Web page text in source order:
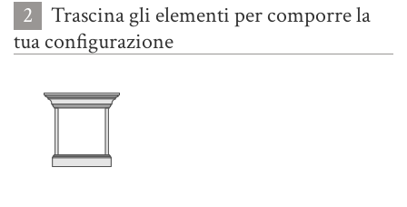
2
Trascina gli elementi per comporre la
tua configurazione